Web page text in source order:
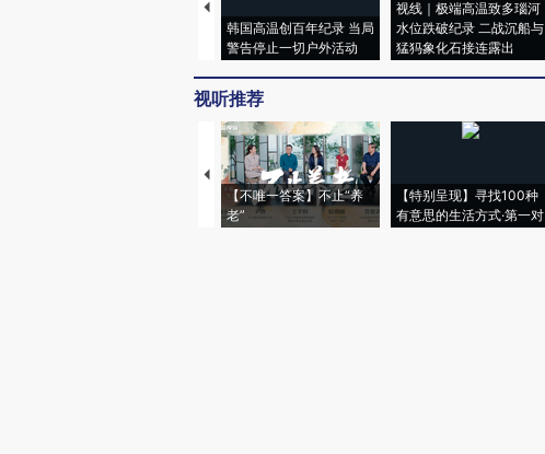
韩国高温创百年纪录 当局
警告停止一切户外活动
视线｜极端高温致多瑙河
水位跌破纪录 二战沉船与
猛犸象化石接连露出
视听推荐
【不唯一答案】不止“养
老”
【特别呈现】寻找100种
有意思的生活方式·第一对